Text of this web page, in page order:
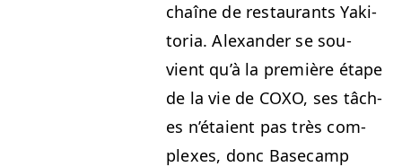
chaîne de restau­rants Yak­i­
to­ria. Alexan­der se sou­
vient qu’à la pre­mière étape
de la vie de COXO, ses tâch­
es n’é­taient pas très com­
plex­es, donc Base­camp